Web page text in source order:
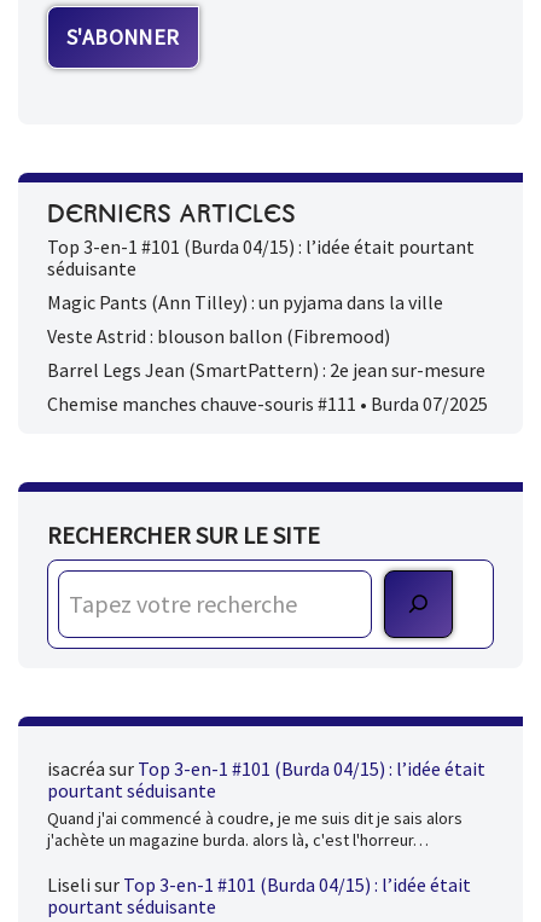
DERNIERS ARTICLES
Top 3-en-1 #101 (Burda 04/15) : l’idée était pourtant
séduisante
Magic Pants (Ann Tilley) : un pyjama dans la ville
Veste Astrid : blouson ballon (Fibremood)
Barrel Legs Jean (SmartPattern) : 2e jean sur-mesure
Chemise manches chauve-souris #111 • Burda 07/2025
RECHERCHER SUR LE SITE
isacréa sur Top 3-en-1 #101 (Burda 04/15) : l’idée était
pourtant séduisante
Quand j'ai commencé à coudre, je me suis dit je sais alors
j'achète un magazine burda. alors là, c'est l'horreur…
Liseli sur Top 3-en-1 #101 (Burda 04/15) : l’idée était
pourtant séduisante